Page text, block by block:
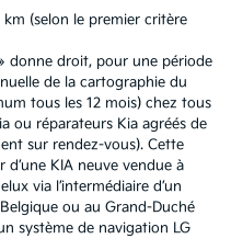
(selon le premier critère
donne droit, pour une période
de la cartographie du
tous les 12 mois) chez tous
ou réparateurs Kia agréés de
sur rendez-vous). Cette
KIA neuve vendue à
via l’intermédiaire d’un
ou au Grand-Duché
système de navigation LG